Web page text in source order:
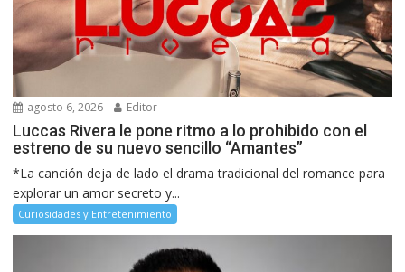
agosto 6, 2026 Editor
Luccas Rivera le pone ritmo a lo prohibido con el
estreno de su nuevo sencillo “Amantes”
*La canción deja de lado el drama tradicional del romance para
explorar un amor secreto y...
Curiosidades y Entretenimiento